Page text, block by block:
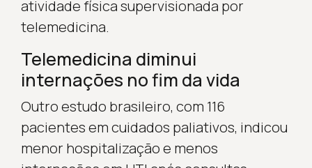
atividade física supervisionada por
telemedicina.
Telemedicina diminui
internações no fim da vida
Outro estudo brasileiro, com 116
pacientes em cuidados paliativos, indicou
menor hospitalização e menos